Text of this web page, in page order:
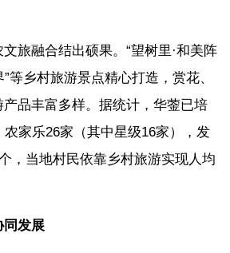
旅融合结出硕果。“望树里·和美阵
”等乡村旅游景点精心打造，赏花、
品丰富多样。据统计，华蓥已培
家乐26家（其中星级16家），发
，当地村民依靠乡村旅游实现人均
同发展